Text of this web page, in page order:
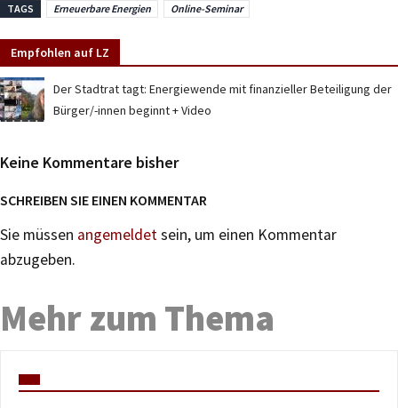
TAGS Erneuerbare Energien Online-Seminar
Empfohlen auf LZ
Der Stadtrat tagt: Energiewende mit finanzieller Beteiligung der
Bürger/-innen beginnt + Video
Keine Kommentare bisher
SCHREIBEN SIE EINEN KOMMENTAR
Sie müssen angemeldetsein, um einen Kommentar
abzugeben.
Mehr zum Thema